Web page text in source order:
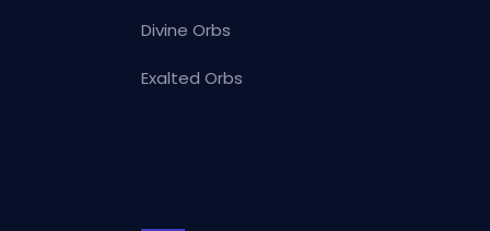
Divine Orbs
Exalted Orbs